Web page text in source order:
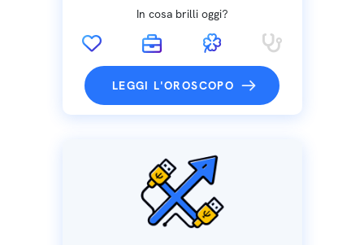
In cosa brilli oggi?
LEGGI L'OROSCOPO